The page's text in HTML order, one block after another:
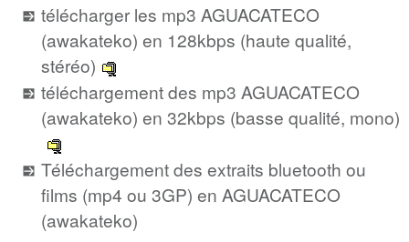
télécharger les mp3 AGUACATECO
(awakateko) en 128kbps (haute qualité,
stéréo)
téléchargement des mp3 AGUACATECO
(awakateko) en 32kbps (basse qualité, mono)
Téléchargement des extraits bluetooth ou
films (mp4 ou 3GP) en AGUACATECO
(awakateko)